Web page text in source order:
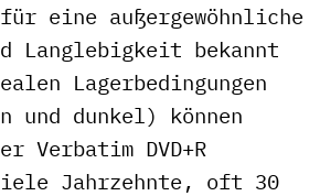
eine außergewöhnliche
Langlebigkeit bekannt
Lagerbedingungen
und dunkel) können
Verbatim DVD+R
Jahrzehnte, oft 30